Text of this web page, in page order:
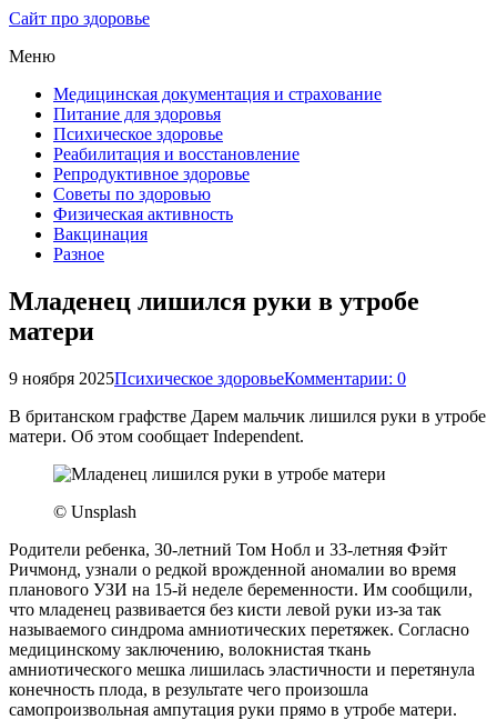
Сайт про здоровье
Меню
Медицинская документация и страхование
Питание для здоровья
Психическое здоровье
Реабилитация и восстановление
Репродуктивное здоровье
Советы по здоровью
Физическая активность
Вакцинация
Разное
Младенец лишился руки в утробе
матери
9 ноября 2025Психическое здоровьеКомментарии: 0
В британском графстве Дарем мальчик лишился руки в утробе
матери. Об этом сообщает Independent.
© Unsplash
Родители ребенка, 30-летний Том Нобл и 33-летняя Фэйт
Ричмонд, узнали о редкой врожденной аномалии во время
планового УЗИ на 15-й неделе беременности. Им сообщили,
что младенец развивается без кисти левой руки из-за так
называемого синдрома амниотических перетяжек. Согласно
медицинскому заключению, волокнистая ткань
амниотического мешка лишилась эластичности и перетянула
конечность плода, в результате чего произошла
самопроизвольная ампутация руки прямо в утробе матери.